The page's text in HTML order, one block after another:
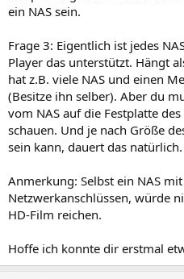
ein NAS sein.
Frage 3: Eigentlich ist jedes
Player das unterstützt. Hängt
hat z.B. viele NAS und einen
(Besitze ihn selber). Aber du
vom NAS auf die Festplatte
schauen. Und je nach Größe
sein kann, dauert das natürlich.
Anmerkung: Selbst ein NAS
Netzwerkanschlüssen, würde
HD-Film reichen.
Hoffe ich konnte dir erstmal